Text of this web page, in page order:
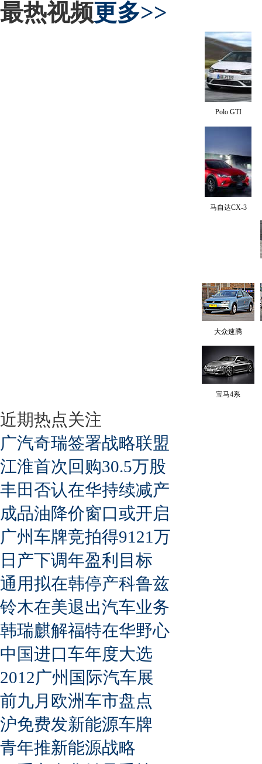
最热视频更多>>
Polo GTI
马自达CX-3
大众速腾
宝马4系
近期热点关注
广汽奇瑞签署战略联盟
江淮首次回购30.5万股
丰田否认在华持续减产
成品油降价窗口或开启
广州车牌竞拍得9121万
日产下调年盈利目标
通用拟在韩停产科鲁兹
铃木在美退出汽车业务
韩瑞麒解福特在华野心
中国进口车年度大选
2012广州国际汽车展
前九月欧洲车市盘点
沪免费发新能源车牌
青年推新能源战略